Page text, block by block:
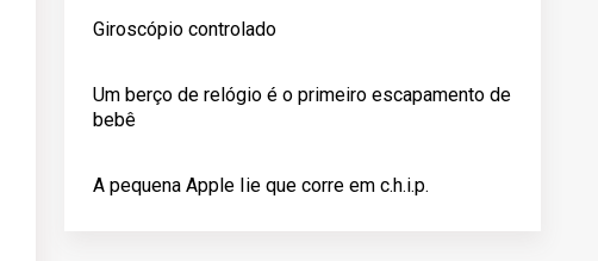
Giroscópio controlado
Um berço de relógio é o primeiro escapamento de
bebê
A pequena Apple Iie que corre em c.h.i.p.